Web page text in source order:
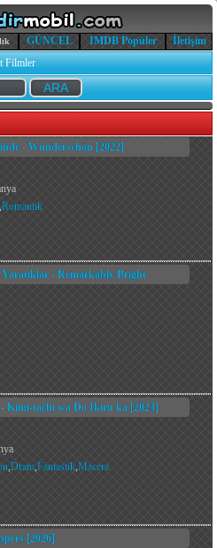
GÜNCEL IMDB Popüler
İletişim
Filmler
- Wunderschön [2022]
,Romantik
Yaratıklar - Remarkably Bright
- Kimi-tachi wa Do Ikiru ka [2023]
,Dram,Fantastik,Macera
[2026]